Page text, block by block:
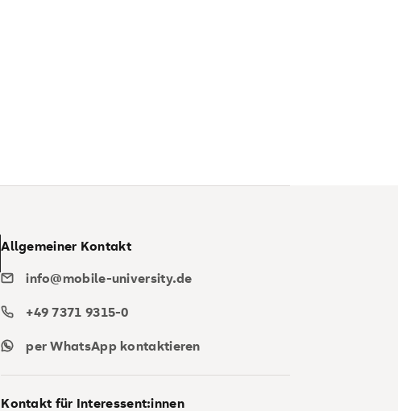
Allgemeiner Kontakt
info@mobile-university.de
+49 7371 9315-0
per WhatsApp kontaktieren
Kontakt für Interessent:innen